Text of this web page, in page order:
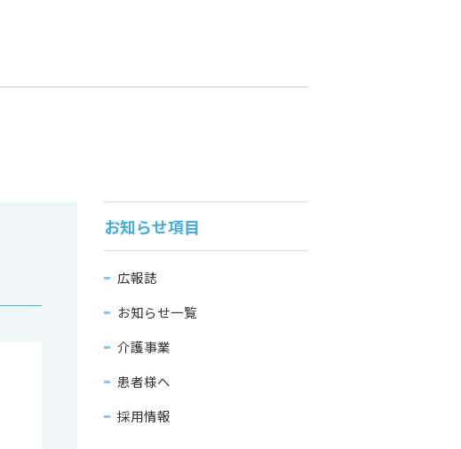
お知らせ項目
広報誌
お知らせ一覧
介護事業
患者様へ
採用情報